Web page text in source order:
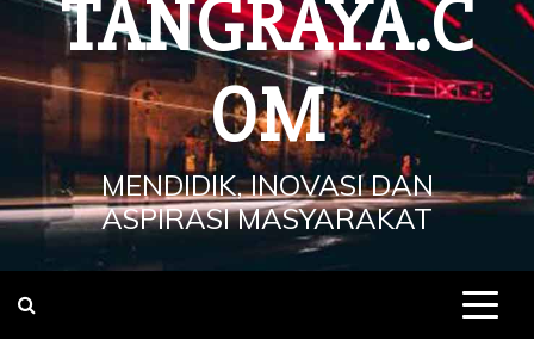
TANGRAYA.C
OM
MENDIDIK, INOVASI DAN
ASPIRASI MASYARAKAT